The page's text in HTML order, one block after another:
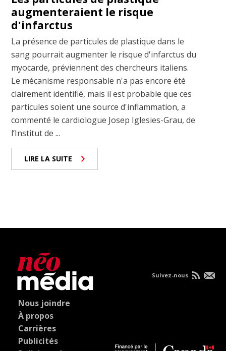
augmenteraient le risque
d'infarctus
La présence de particules de plastique dans le
sang pourrait augmenter le risque d'infarctus du
myocarde, préviennent des chercheurs italiens.
Le mécanisme responsable n'a pas encore été
clairement identifié, mais il est probable que ces
particules soient une source d'inflammation, a
commenté le cardiologue Josep Iglesies-Grau, de
l’Institut de ...
LIRE LA SUITE
Nous joindre
À propos
Carrières
Publicités
Suivez-nous